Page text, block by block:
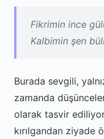
Fikrimin ince
Kalbimin şen
Burada sevgili,
zamanda
olarak tasvir
kırılgandan ziyade